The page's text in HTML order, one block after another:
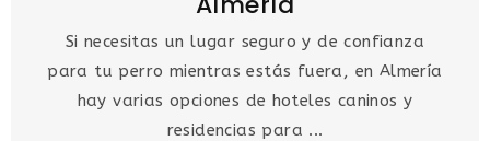
Si necesitas un lugar seguro y de confianza
para tu perro mientras estás fuera, en Almería
hay varias opciones de hoteles caninos y
residencias para ...